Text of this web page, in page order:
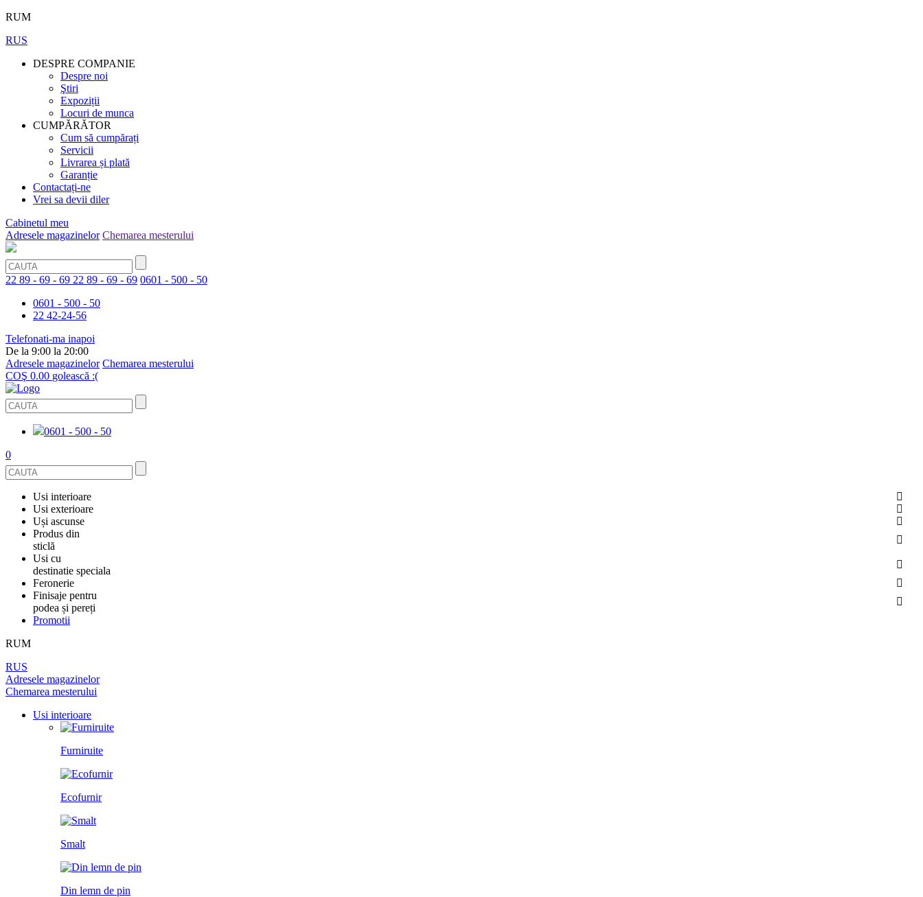
RUM
RUS
DESPRE COMPANIE
Despre noi
Ştiri
Expoziții
Locuri de munca
CUMPĂRĂTOR
Cum să cumpărați
Servicii
Livrarea și plată
Garanție
Contactați-ne
Vrei sa devii diler
Cabinetul meu
Adresele magazinelor Chemarea mesterului
22 89 - 69 - 69 22 89 - 69 - 69 0601 - 500 - 50
0601 - 500 - 50
22 42-24-56
Telefonati-ma inapoi
De la 9:00 la 20:00
Adresele magazinelor Chemarea mesterului
COŞ 0.00 golească :(
0601 - 500 - 50
0
Usi interioare
FURNIRUITE
SMALT
DIN LEMN DE PIN
TOATE USILE
Usi exterioare
USI METALICE
PENTRU APARTAMENT
PENTRU CASA
Uși ascunse
OGLINDIT
GRESIE PORȚELANATĂ
Produs din
sticlă
BALUSTRADE ȘI TREPTE
CABINE DE DUȘ ȘI PEREȚI DESPĂRȚITORI
PEREȚI DESPĂRȚITORI
Usi cu
destinatie speciala
USI ANTIFOC (ANTIINCENDIU)
Feronerie
ACCESORII
LIMITATOARE
MINERE PENTRU UȘI
SISTEM DE GLISARE
Finisaje pentru
podea și pereți
Promotii
RUM
RUS
Adresele magazinelor
Chemarea mesterului
Usi interioare
Furniruite
Ecofurnir
Smalt
Din lemn de pin